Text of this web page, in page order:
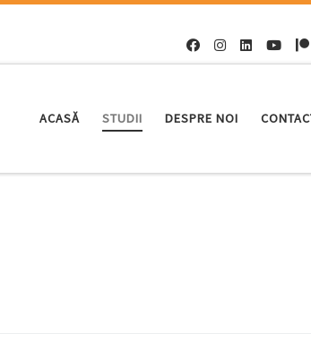
ACASĂ STUDII DESPRE NOI